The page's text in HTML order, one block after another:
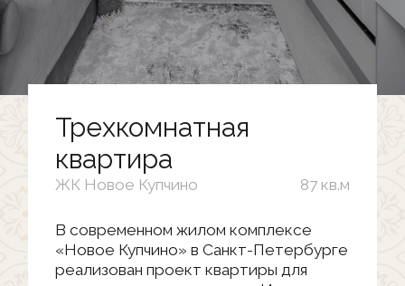
Трехкомнатная
квартира
ЖК Новое Купчино 87 кв.м
реализован проект квартиры для
семьи из четырех человек. Интерьер
отражает индивидуальность каждого
члена семьи, сохраняя при этом
целостность дизайнерской
организовано с учетом потребностей
родителей и двух детей — мальчика
и девочки, для которых созданы
персонализированные комнаты.